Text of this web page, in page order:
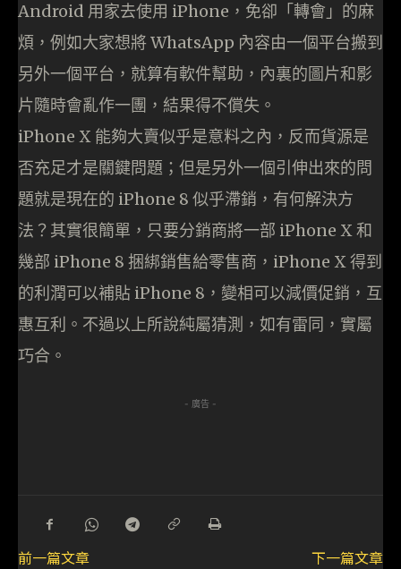
Android 用家去使用 iPhone，免卻「轉會」的麻
煩，例如大家想將 WhatsApp 內容由一個平台搬到
另外一個平台，就算有軟件幫助，內裏的圖片和影
片隨時會亂作一團，結果得不償失。
iPhone X 能夠大賣似乎是意料之內，反而貨源是
否充足才是關鍵問題；但是另外一個引伸出來的問
題就是現在的 iPhone 8 似乎滯銷，有何解決方
法？其實很簡單，只要分銷商將一部 iPhone X 和
幾部 iPhone 8 捆綁銷售給零售商，iPhone X 得到
的利潤可以補貼 iPhone 8，變相可以減價促銷，互
惠互利。不過以上所說純屬猜測，如有雷同，實屬
巧合。
- 廣告 -
前一篇文章
下一篇文章